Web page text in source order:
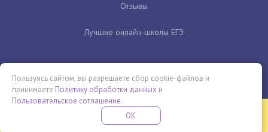
Отзывы
Лучшие онлайн-школы ЕГЭ
Бесплатная летняя школа
ПРОВЕДИ ЭТО ЛЕТО С ПОЛЬЗОЙ
Пользуясь сайтом, вы разрешаете сбор cookie-файлов и
принимаете Политику обработки данных и
Пользовательское соглашение.
OK